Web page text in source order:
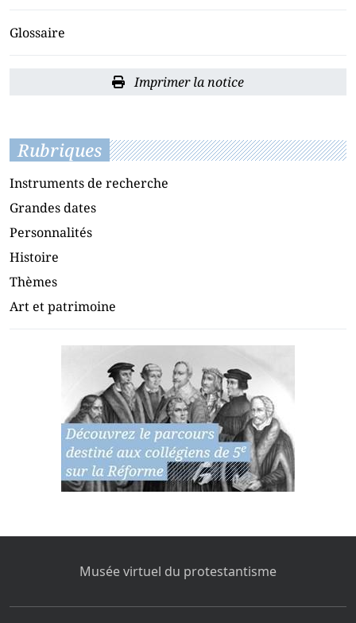
Glossaire
Imprimer la notice
Rubriques
Instruments de recherche
Grandes dates
Personnalités
Histoire
Thèmes
Art et patrimoine
Musée virtuel du protestantisme